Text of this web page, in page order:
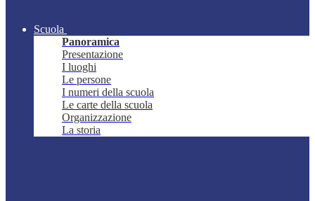
Scuola
Panoramica
Presentazione
I luoghi
Le persone
I numeri della scuola
Le carte della scuola
Organizzazione
La storia